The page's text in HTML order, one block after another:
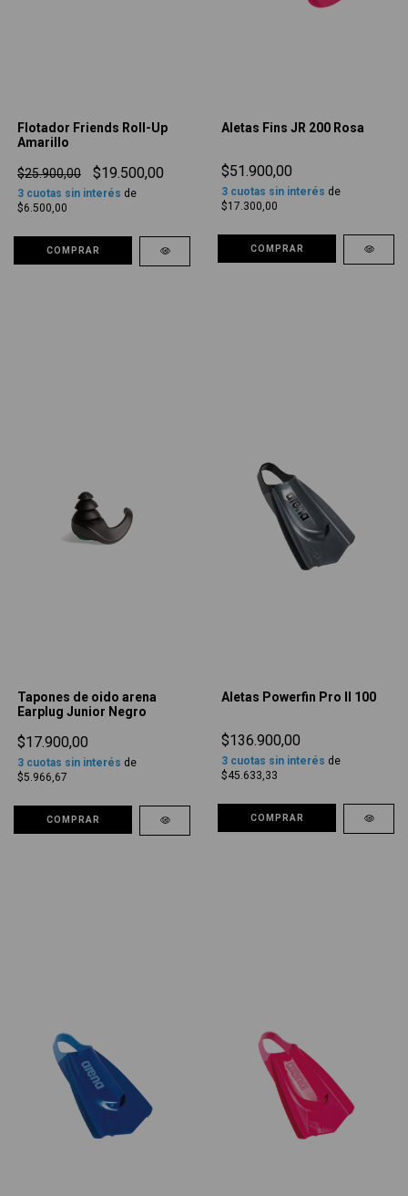
Flotador Friends Roll-Up
Amarillo
$25.900,00 $19.500,00
3 cuotas sin interés de
$6.500,00
COMPRAR
Aletas Fins JR 200 Rosa
$51.900,00
3 cuotas sin interés de
$17.300,00
COMPRAR
Tapones de oido arena
Earplug Junior Negro
$17.900,00
3 cuotas sin interés de
$5.966,67
COMPRAR
Aletas Powerfin Pro II 100
$136.900,00
3 cuotas sin interés de
$45.633,33
COMPRAR